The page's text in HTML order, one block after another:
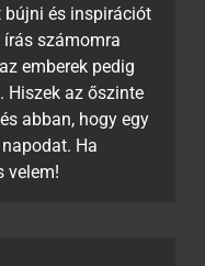
bújni és inspirációt
számomra
emberek pedig
Hiszek az őszinte
abban, hogy egy
Ha
velem!